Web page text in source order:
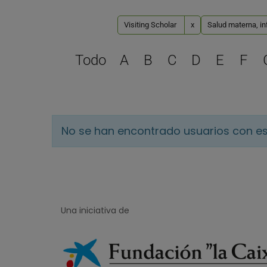
Visiting Scholar x Salud materna,
Todo A B C D E F
No se han encontrado usuarios con
Una iniciativa de